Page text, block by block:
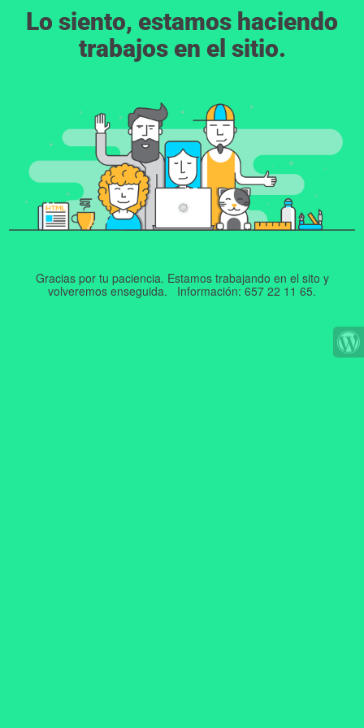
Lo siento, estamos haciendo
trabajos en el sitio.
Gracias por tu paciencia. Estamos trabajando en el sito y
volveremos enseguida. Información: 657 22 11 65.